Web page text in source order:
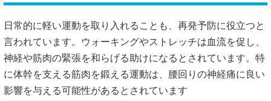
日常的に軽い運動を取り入れることも、再発予防に役立つと
言われています。ウォーキングやストレッチは血流を促し、
神経や筋肉の緊張を和らげる助けになるとされています。特
に体幹を支える筋肉を鍛える運動は、腰回りの神経痛に良い
影響を与える可能性があるとされています